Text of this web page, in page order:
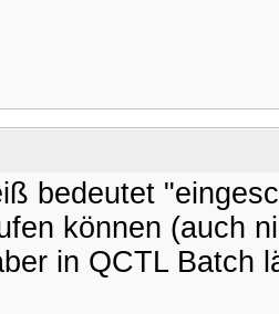
bedeutet
können (auch
in QCTL Batch